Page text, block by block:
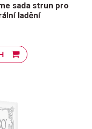
sada strun pro
ladění